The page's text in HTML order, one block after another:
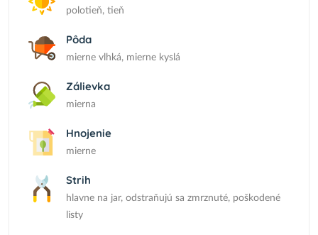
polotieň, tieň
Pôda
mierne vlhká, mierne kyslá
Zálievka
mierna
Hnojenie
mierne
Strih
hlavne na jar, odstraňujú sa zmrznuté, poškodené
listy